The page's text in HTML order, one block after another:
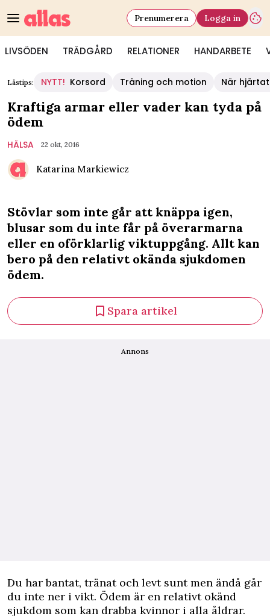
LIVSÖDEN TRÄDGÅRD RELATIONER HANDARBETE
Prenumerera Logga in
Lästips: NYTT! Korsord Träning och motion När
Kraftiga armar eller vader kan tyda på
ödem
HÄLSA 22 okt, 2016
Katarina Markiewicz
Stövlar som inte går att knäppa igen,
blusar som du inte får på överarmarna
eller en oförklarlig viktuppgång. Allt kan
bero på den relativt okända sjukdomen
ödem.
Spara artikel
Annons
Du har bantat, tränat och levt sunt men ändå går
du inte ner i vikt. Ödem är en relativt okänd
sjukdom som kan drabba kvinnor i alla åldrar.